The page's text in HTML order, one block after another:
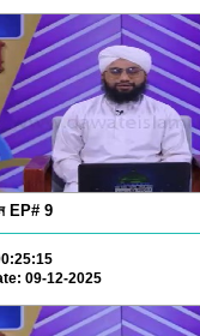
EP# 9
09-12-2025